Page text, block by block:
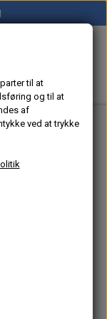
af
din båd,
til at
og til at
af
ved at trykke